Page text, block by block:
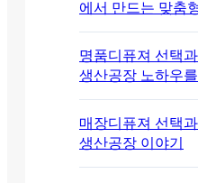
에서 만드는 맞춤
명품디퓨져 선택
생산공장 노하우
매장디퓨져 선택
생산공장 이야기